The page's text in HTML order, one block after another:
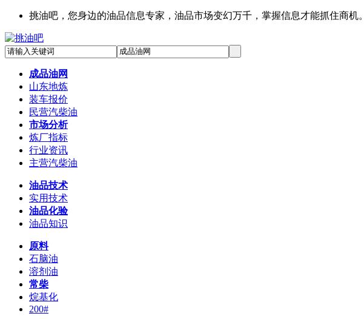
挑油吧，您身边的油品信息专家，油品市场变幻万千，掌握信息才能抓住商机。
成品油网
山东地炼
装车报价
民营汽柴油
市场分析
炼厂指标
行业资讯
主营汽柴油
油品技术
实用技术
油品化验
油品知识
原料
石脑油
溶剂油
常柴
烷基化
200#